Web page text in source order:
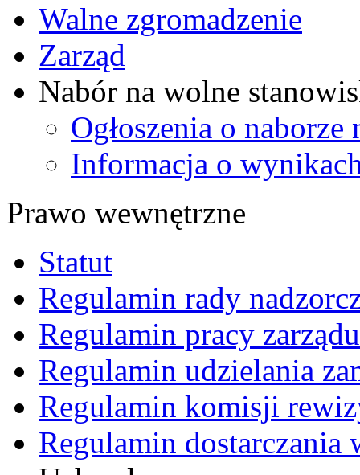
Walne zgromadzenie
Zarząd
Nabór na wolne
Ogłoszenia o
Informacja o
Prawo wewnętrzne
Statut
Regulamin rady
Regulamin pracy zarządu
Regulamin udzielania
Regulamin komisji
Regulamin